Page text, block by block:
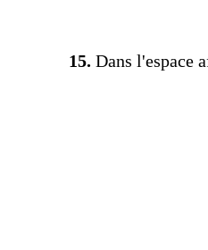
15. Dans l'espace